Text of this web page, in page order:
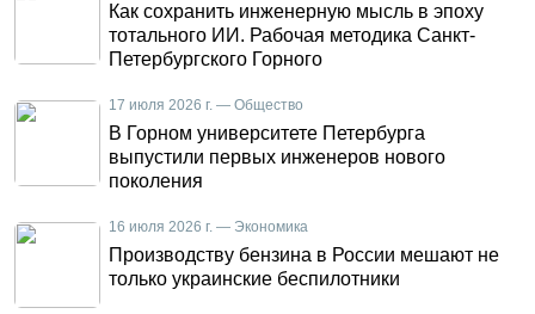
Как сохранить инженерную мысль в эпоху
тотального ИИ. Рабочая методика Санкт-
Петербургского Горного
17 июля 2026 г. — Общество
В Горном университете Петербурга
выпустили первых инженеров нового
поколения
16 июля 2026 г. — Экономика
Производству бензина в России мешают не
только украинские беспилотники